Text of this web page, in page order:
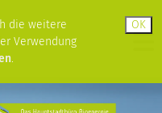
die weitere
Verwendung
.